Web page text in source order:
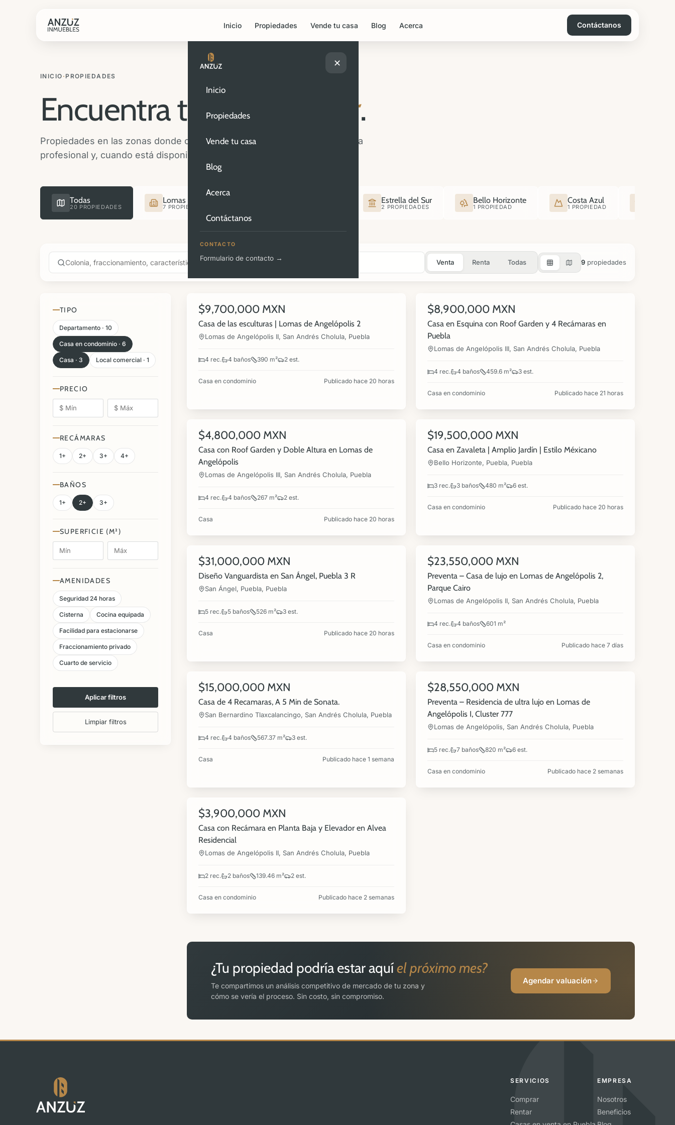
Inicio Propiedades Vende tu casa Blog Acerca Contáctanos
✕
Inicio
Propiedades
Vende tu casa
Blog
Acerca
Contáctanos
CONTACTO
Formulario de contacto →
INICIO · PROPIEDADES
Encuentra tunuevo hogar.
Propiedades en las zonas donde operamos. Cada listado incluye fotografía
profesional y, cuando está disponible, video y recorrido 360°.
Todas
20 PROPIEDADES
Lomas de Angelópolis
7 PROPIEDADES
Estrella del Sur
2 PROPIEDADES
Bello Horizonte
1 PROPIEDAD
Costa Azul
1 PROPIEDAD
Venta Renta Todas 9 propiedades
TIPO
Departamento · 10
Casa en condominio · 6
Casa · 3 Local comercial · 1
PRECIO
RECÁMARAS
1+ 2+ 3+ 4+
BAÑOS
1+ 2+ 3+
SUPERFICIE (M²)
AMENIDADES
Seguridad 24 horas
Cisterna Cocina equipada
Facilidad para estacionarse
Fraccionamiento privado
Cuarto de servicio
Aplicar filtros
Limpiar filtros
VENTA
18 360°
$9,700,000 MXN
Casa de las esculturas | Lomas de Angelópolis 2
Lomas de Angelópolis II, San Andrés Cholula, Puebla
4 rec. 4 baños 390 m² 2 est.
Casa en condominio Publicado hace 20 horas
VENTA
$8,900,000 MXN
Casa en Esquina con Roof Garden y 4 Recámaras en
Puebla
Lomas de Angelópolis III, San Andrés Cholula, Puebla
4 rec. 4 baños 459.6 m² 3 est.
Casa en condominio Publicado hace 21 horas
VENTA
$4,800,000 MXN
Casa con Roof Garden y Doble Altura en Lomas de
Angelópolis
Lomas de Angelópolis III, San Andrés Cholula, Puebla
4 rec. 4 baños 267 m² 2 est.
Casa Publicado hace 20 horas
VENTA
$19,500,000 MXN
Casa en Zavaleta | Amplio Jardín | Estilo Méxicano
Bello Horizonte, Puebla, Puebla
3 rec. 3 baños 480 m² 6 est.
Casa en condominio Publicado hace 20 horas
VENTA
$31,000,000 MXN
Diseño Vanguardista en San Ángel, Puebla 3 R
San Ángel, Puebla, Puebla
5 rec. 5 baños 526 m² 3 est.
Casa Publicado hace 20 horas
VENTA
$23,550,000 MXN
Preventa – Casa de lujo en Lomas de Angelópolis 2,
Parque Cairo
Lomas de Angelópolis II, San Andrés Cholula, Puebla
4 rec. 4 baños 601 m²
Casa en condominio Publicado hace 7 días
VENTA
$15,000,000 MXN
Casa de 4 Recamaras, A 5 Min de Sonata.
San Bernardino Tlaxcalancingo, San Andrés Cholula, Puebla
4 rec. 4 baños 567.37 m² 3 est.
Casa Publicado hace 1 semana
VENTA
$28,550,000 MXN
Preventa – Residencia de ultra lujo en Lomas de
Angelópolis I, Cluster 777
Lomas de Angelópolis, San Andrés Cholula, Puebla
5 rec. 7 baños 820 m² 6 est.
Casa en condominio Publicado hace 2 semanas
VENTA
$3,900,000 MXN
Casa con Recámara en Planta Baja y Elevador en Alvea
Residencial
Lomas de Angelópolis II, San Andrés Cholula, Puebla
2 rec. 2 baños 139.46 m² 2 est.
Casa en condominio Publicado hace 2 semanas
¿Tu propiedad podría estar aquíel próximo mes?
Te compartimos un análisis competitivo de mercado de tu zona y
cómo se vería el proceso. Sin costo, sin compromiso.
Agendar valuación
SERVICIOS
Comprar
Rentar
EMPRESA
Nosotros
Beneficios